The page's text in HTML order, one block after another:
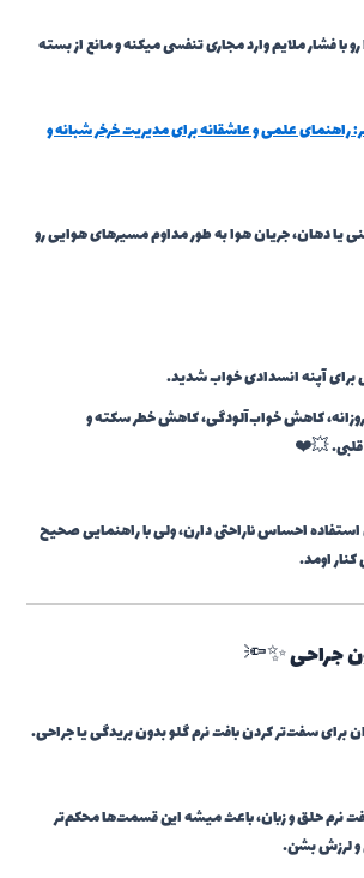
فشار ملایم وارد مجاری تنفسی میکنه و مانع از بسته
علمی و عاشقانه برای مدیریت خرخر شبانه و
یا دهان، جریان هوا به طور مداوم مسیرهای هوایی رو
برای آپنه انسدادی خواب شدید.
روزانه، کاهش خواب‌آلودگی، کاهش خطر سکته و
قلبی. 💥❤️
احساس ناراحتی دارن، ولی با راهنمایی صحیح
اومد.
برای سفت‌تر کردن بافت نرم گلو بدون بریدگی یا جراحی.
نرم حلق و زبان، باعث میشه این قسمت‌ها محکم‌تر
و لرزش بشن.